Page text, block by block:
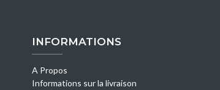
INFORMATIONS
A Propos
Informations sur la livraison